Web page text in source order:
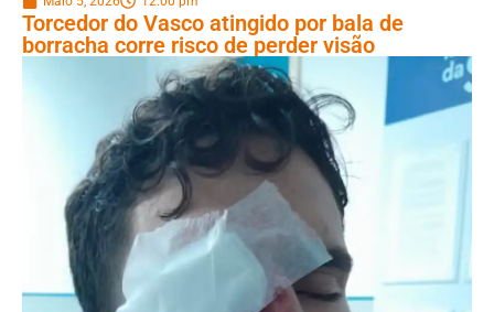
Torcedor do Vasco atingido por bala de
borracha corre risco de perder visão